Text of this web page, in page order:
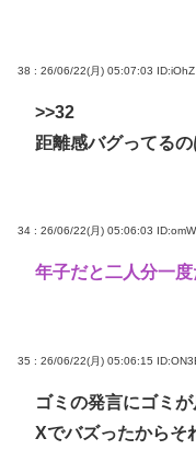
38 : 26/06/22(月) 05:07:03 ID:iOhZ
>>32
距離感バグってる
34 : 26/06/22(月) 05:06:03
年子だと二人分一
35 : 26/06/22(月) 05:06:15
ゴミの発言にゴミ
Xでバズったからそ